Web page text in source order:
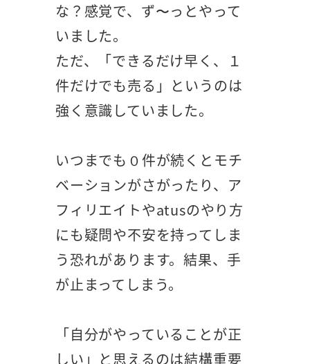
な？感覚で、ず〜っとやって
いました。
ただ、「できるだけ早く、１
件だけでも売る」というのは
強く意識していました。
いつまでも０件が続くとモチ
ベーションがさがったり、ア
フィリエイトやatusのやり方
にも疑問や不安を持ってしま
う恐れがあります。結果、手
が止まってしまう。
「自分がやっていることが正
しい」と思えるのは結構重要